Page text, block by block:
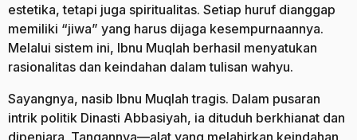
estetika, tetapi juga spiritualitas. Setiap huruf dianggap
memiliki “jiwa” yang harus dijaga kesempurnaannya.
Melalui sistem ini, Ibnu Muqlah berhasil menyatukan
rasionalitas dan keindahan dalam tulisan wahyu.
Sayangnya, nasib Ibnu Muqlah tragis. Dalam pusaran
intrik politik Dinasti Abbasiyah, ia dituduh berkhianat dan
dipenjara. Tangannya—alat yang melahirkan keindahan